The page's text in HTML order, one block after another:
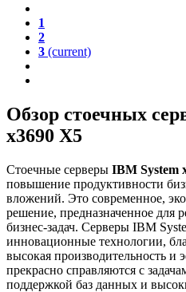
1
2
3 (current)
Обзор стоечных
x3690 X5
Стоечные серверы IBM System
повышение продуктивности
вложений. Это современное,
решение, предназначенное для
бизнес-задач. Серверы IBM
инновационные технологии,
высокая производительность и
прекрасно справляются с
поддержкой баз данных и